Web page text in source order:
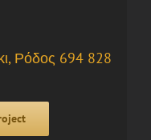
Ρόδος 694 828